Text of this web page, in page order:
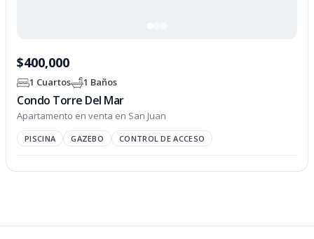
$400,000
1 Cuartos 1 Baños
Condo Torre Del Mar
Apartamento en venta en San Juan
PISCINA GAZEBO CONTROL DE ACCESO